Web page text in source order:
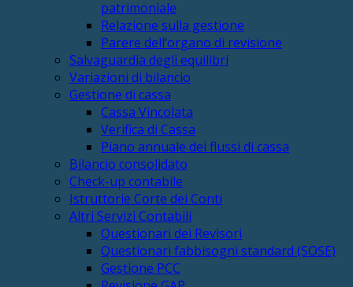
patrimoniale
Relazione sulla gestione
Parere dell’organo di revisione
Salvaguardia degli equilibri
Variazioni di bilancio
Gestione di cassa
Cassa Vincolata
Verifica di Cassa
Piano annuale dei flussi di cassa
Bilancio consolidato
Check-up contabile
Istruttorie Corte dei Conti
Altri Servizi Contabili
Questionari dei Revisori
Questionari fabbisogni standard (SOSE)
Gestione PCC